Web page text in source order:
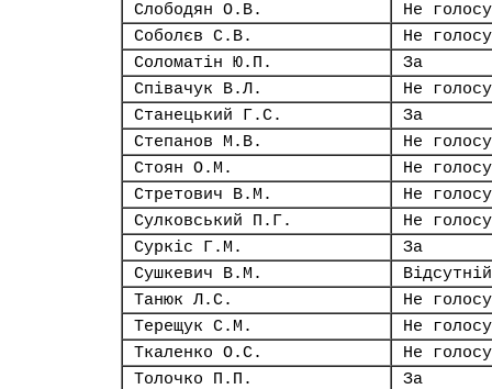
Слободян О.В.
Не
Соболєв С.В.
Не
Соломатін Ю.П.
За
Співачук В.Л.
Не
Станецький Г.С.
За
Степанов М.В.
Не
Стоян О.М.
Не
Стретович В.М.
Не
Сулковський П.Г.
Не
Суркіс Г.М.
За
Сушкевич В.М.
Відсутній
Танюк Л.С.
Не
Терещук С.М.
Не
Ткаленко О.С.
Не
Толочко П.П.
За